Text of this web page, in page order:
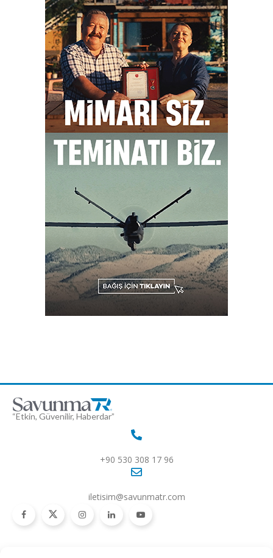
“Etkin, Güvenilir, Haberdar”
+90 530 308 17 96
iletisim@savunmatr.com